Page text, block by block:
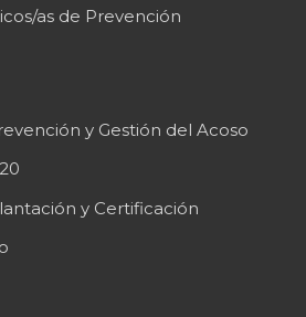
as de Prevención
y Gestión del Acoso
y Certificación